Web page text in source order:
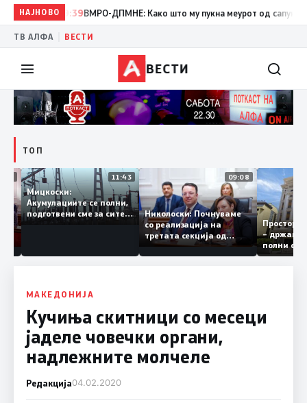
НАЈНОВО
19:39 ВМРО-ДПМНЕ: Како што му пукна меурот од сапуница
ТВ АЛФА ВЕСТИ
ВЕСТИ
ТОП
12:03
за
11:43
Мицкоски:
Акумулациите се полни,
подготвени сме за сите
ризици, не размислување
09:08
Николоски: Почнуваме
со реализација на
третата секција од
железничкиот Коридор
8, Македонија станува
–
полни
МАКЕДОНИЈА
Кучиња скитници со месеци
јаделе човечки органи,
надлежните молчеле
Редакција04.02.2020